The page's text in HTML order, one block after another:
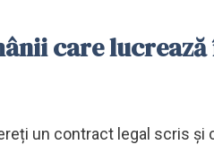
care lucrează
un contract legal scris și